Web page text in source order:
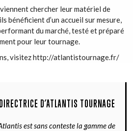
chercher leur matériel de
bénéficient d’un accueil sur mesure,
du marché, testé et préparé
pour leur tournage.
visitezhttp://atlantistournage.fr/
D’ATLANTIS TOURNAGE
est sans conteste la gamme de